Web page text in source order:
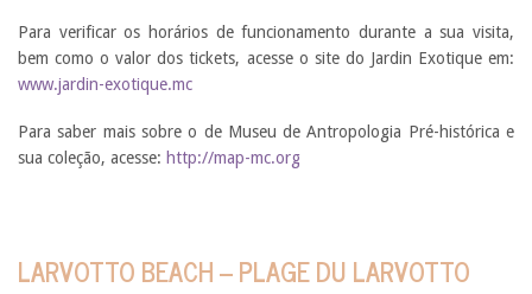
Para verificar os horários de funcionamento durante a sua visita,
bem como o valor dos tickets, acesse o site do Jardin Exotique em:
www.jardin-exotique.mc
Para saber mais sobre o de Museu de Antropologia Pré-histórica e
sua coleção, acesse: http://map-mc.org
LARVOTTO BEACH – PLAGE DU LARVOTTO